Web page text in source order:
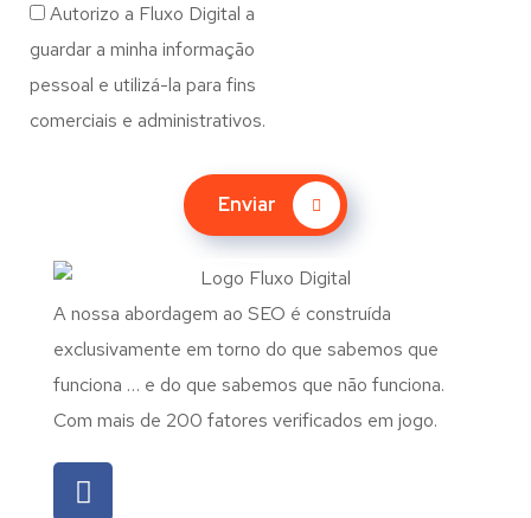
Autorizo a Fluxo Digital a
guardar a minha informação
pessoal e utilizá-la para fins
comerciais e administrativos.
Enviar
A nossa abordagem ao SEO é construída
exclusivamente em torno do que sabemos que
funciona … e do que sabemos que não funciona.
Com mais de 200 fatores verificados em jogo.